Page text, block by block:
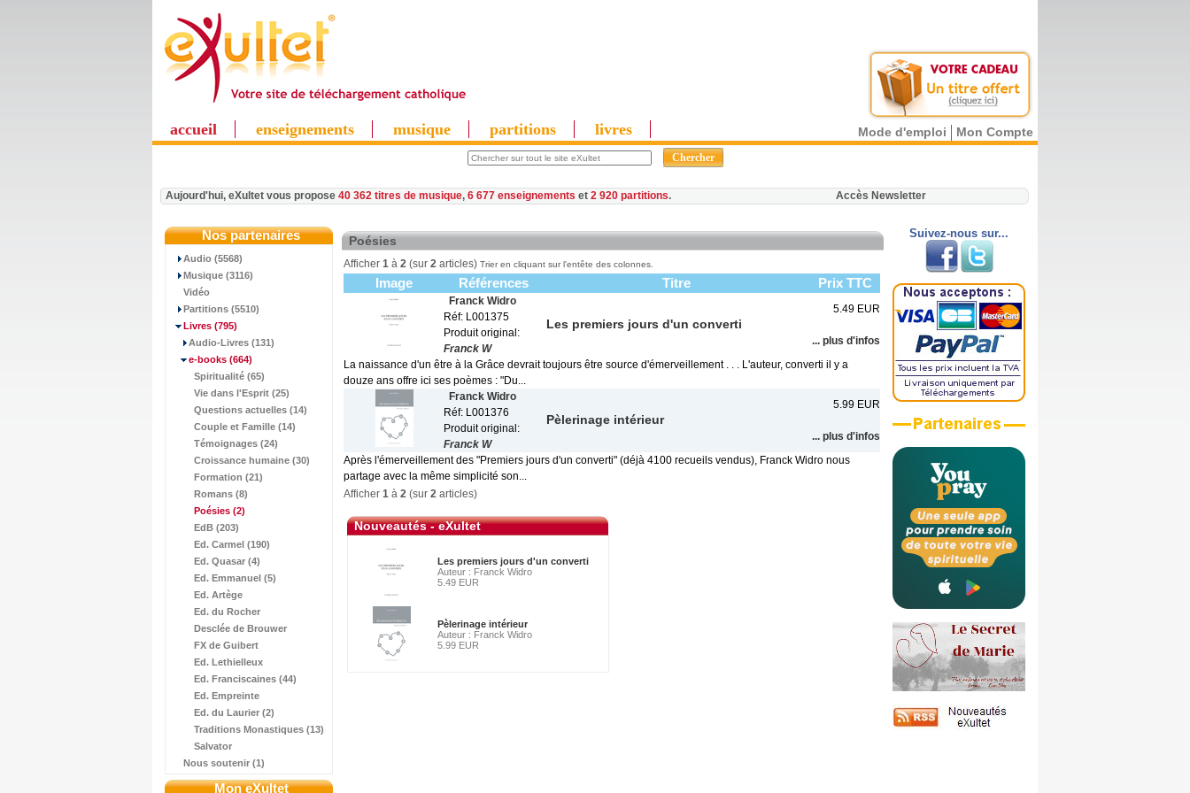
accueil enseignements musique partitions livres Mode d'emploi Mon Compte
Aujourd'hui, eXultet vous propose 40 362 titres de musique, 6 677 enseignements et 2 920 partitions. Accès Newsletter
Nos partenaires
Audio (5568)
Musique (3116)
Vidéo
Partitions (5510)
Livres (795)
Audio-Livres (131)
e-books (664)
Spiritualité (65)
Vie dans l'Esprit (25)
Questions actuelles (14)
Couple et Famille (14)
Témoignages (24)
Croissance humaine (30)
Formation (21)
Romans (8)
Poésies (2)
EdB (203)
Ed. Carmel (190)
Ed. Quasar (4)
Ed. Emmanuel (5)
Ed. Artège
Ed. du Rocher
Desclée de Brouwer
FX de Guibert
Ed. Lethielleux
Ed. Franciscaines (44)
Ed. Empreinte
Ed. du Laurier (2)
Traditions Monastiques (13)
Salvator
Nous soutenir (1)
Mon eXultet
Poésies
Afficher 1 à 2 (sur 2 articles) Trier en cliquant sur l'entête des colonnes.
Image Références Titre Prix TTC
Franck Widro
Réf: L001375
Produit original:
Franck W
Les premiers jours d'un converti
5.49 EUR
... plus d'infos
La naissance d'un être à la Grâce devrait toujours être source d'émerveillement . . . L'auteur, converti il y a
douze ans offre ici ses poèmes : "Du...
Franck Widro
Réf: L001376
Produit original:
Franck W
Pèlerinage intérieur
5.99 EUR
... plus d'infos
Après l'émerveillement des "Premiers jours d'un converti" (déjà 4100 recueils vendus), Franck Widro nous
partage avec la même simplicité son...
Afficher 1 à 2 (sur 2 articles)
Nouveautés - eXultet
Les premiers jours d'un converti
Auteur : Franck Widro
5.49 EUR
Pèlerinage intérieur
Auteur : Franck Widro
5.99 EUR
Suivez-nous sur...